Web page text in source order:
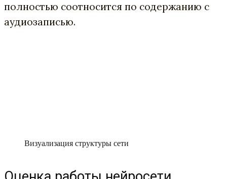
полностью соотносится по содержанию с
аудиозаписью.
Визуализация структуры сети